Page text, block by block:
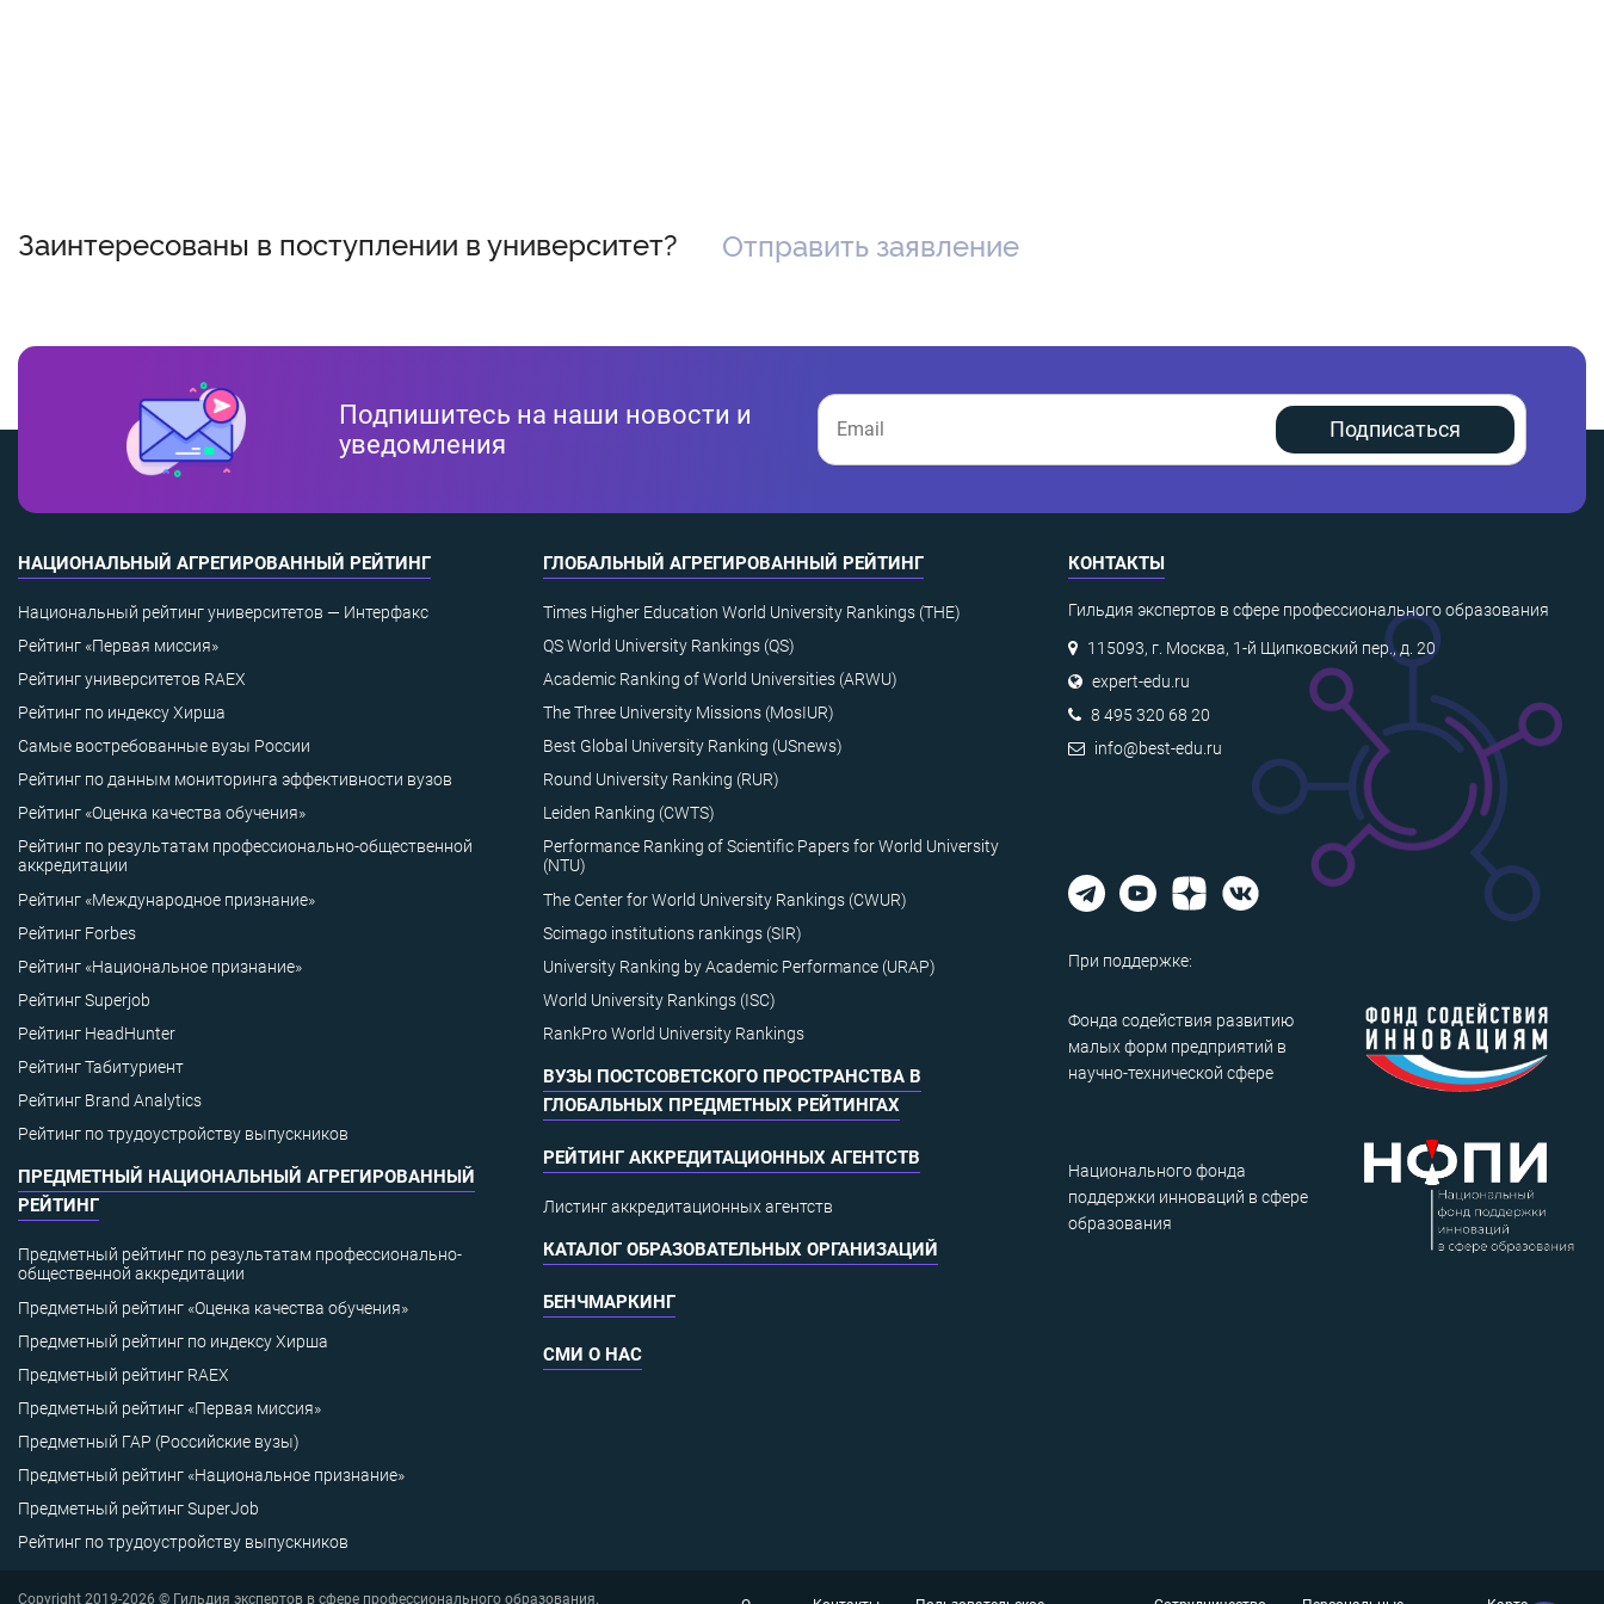
Заинтересованы в поступлении в университет? Отправить заявление
Подпишитесь на наши новости и
уведомления
Подписаться
НАЦИОНАЛЬНЫЙ АГРЕГИРОВАННЫЙ РЕЙТИНГ
Национальный рейтинг университетов — Интерфакс
Рейтинг «Первая миссия»
Рейтинг университетов RAEX
Рейтинг по индексу Хирша
Самые востребованные вузы России
Рейтинг по данным мониторинга эффективности вузов
Рейтинг «Оценка качества обучения»
Рейтинг по результатам профессионально-общественной
аккредитации
Рейтинг «Международное признание»
Рейтинг Forbes
Рейтинг «Национальное признание»
Рейтинг Superjob
Рейтинг HeadHunter
Рейтинг Табитуриент
Рейтинг Brand Analytics
Рейтинг по трудоустройству выпускников
ПРЕДМЕТНЫЙ НАЦИОНАЛЬНЫЙ АГРЕГИРОВАННЫЙ
РЕЙТИНГ
Предметный рейтинг по результатам профессионально-
общественной аккредитации
Предметный рейтинг «Оценка качества обучения»
Предметный рейтинг по индексу Хирша
Предметный рейтинг RAEX
Предметный рейтинг «Первая миссия»
Предметный ГАР (Российские вузы)
Предметный рейтинг «Национальное признание»
Предметный рейтинг SuperJob
Рейтинг по трудоустройству выпускников
ГЛОБАЛЬНЫЙ АГРЕГИРОВАННЫЙ РЕЙТИНГ
Times Higher Education World University Rankings (THE)
QS World University Rankings (QS)
Academic Ranking of World Universities (ARWU)
The Three University Missions (MosIUR)
Best Global University Ranking (USnews)
Round University Ranking (RUR)
Leiden Ranking (CWTS)
Performance Ranking of Scientific Papers for World University
(NTU)
The Center for World University Rankings (CWUR)
Scimago institutions rankings (SIR)
University Ranking by Academic Performance (URAP)
World University Rankings (ISC)
RankPro World University Rankings
ВУЗЫ ПОСТСОВЕТСКОГО ПРОСТРАНСТВА В
ГЛОБАЛЬНЫХ ПРЕДМЕТНЫХ РЕЙТИНГАХ
РЕЙТИНГ АККРЕДИТАЦИОННЫХ АГЕНТСТВ
Листинг аккредитационных агентств
КАТАЛОГ ОБРАЗОВАТЕЛЬНЫХ ОРГАНИЗАЦИЙ
БЕНЧМАРКИНГ
СМИ О НАС
КОНТАКТЫ
Гильдия экспертов в сфере профессионального образования
115093, г. Москва, 1-й Щипковский пер., д. 20
expert-edu.ru
8 495 320 68 20
info@best-edu.ru
При поддержке:
Фонда содействия развитию
малых форм предприятий в
научно-технической сфере
Национального фонда
поддержки инноваций в сфере
образования
Copyright 2019-2026 © Гильдия экспертов в сфере профессионального образования.